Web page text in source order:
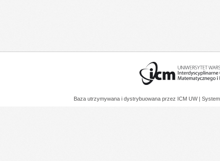
Baza utrzymywana i dystrybuowana przez ICM UW |